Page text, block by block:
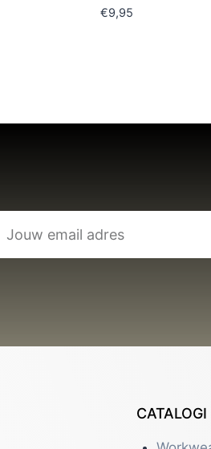
€9,95
CATALOGI